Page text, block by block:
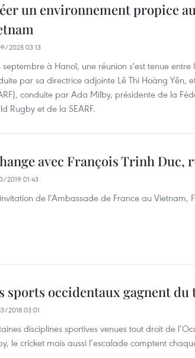
un environnement propice
2025 03:13
septembre à Hanoï, une réunion s'est tenue
par sa directrice adjointe Lê Thi Hoàng Yên,
conduite par Ada Milby, présidente de la
Rugby et de la SEARF.
avec François Trinh Duc,
2019 01:43
de l’Ambassade de France au Vietnam,
sports occidentaux gagnent
2018 03:01
disciplines sportives venues tout droit de
le cricket mais aussi l’escalade comptent